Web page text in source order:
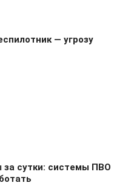
— угрозу
за сутки: системы ПВО